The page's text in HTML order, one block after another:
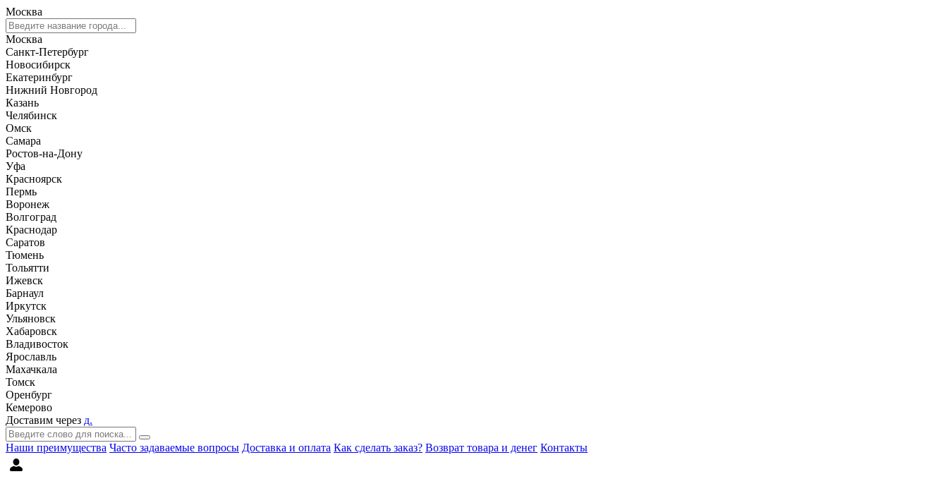
Москва
Москва
Санкт-Петербург
Новосибирск
Екатеринбург
Нижний Новгород
Казань
Челябинск
Омск
Самара
Ростов-на-Дону
Уфа
Красноярск
Пермь
Воронеж
Волгоград
Краснодар
Саратов
Тюмень
Тольятти
Ижевск
Барнаул
Иркутск
Ульяновск
Хабаровск
Владивосток
Ярославль
Махачкала
Томск
Оренбург
Кемерово
Доставим через д.
Наши преимущества Часто задаваемые вопросы Доставка и оплата Как сделать заказ? Возврат товара и денег Контакты